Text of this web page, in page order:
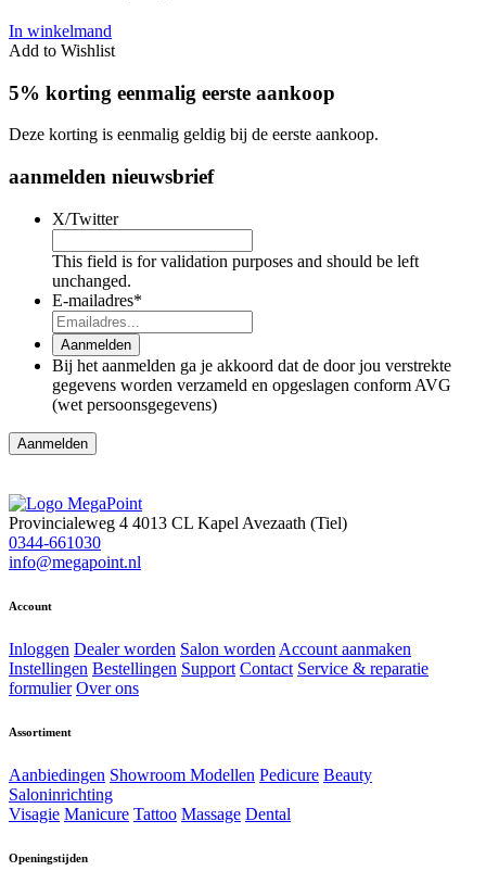
In winkelmand
Add to Wishlist
5% korting eenmalig eerste aankoop
Deze korting is eenmalig geldig bij de eerste aankoop.
aanmelden nieuwsbrief
X/Twitter
This field is for validation purposes and should be left
unchanged.
E-mailadres*
Aanmelden
Bij het aanmelden ga je akkoord dat de door jou verstrekte
gegevens worden verzameld en opgeslagen conform AVG
(wet persoonsgegevens)
Aanmelden
Provincialeweg 4 4013 CL Kapel Avezaath (Tiel)
0344-661030
info@megapoint.nl
Account
Inloggen Dealer worden Salon worden Account aanmaken
Instellingen Bestellingen Support Contact Service & reparatie
formulier Over ons
Assortiment
Aanbiedingen Showroom Modellen Pedicure Beauty
Saloninrichting
Visagie Manicure Tattoo Massage Dental
Openingstijden